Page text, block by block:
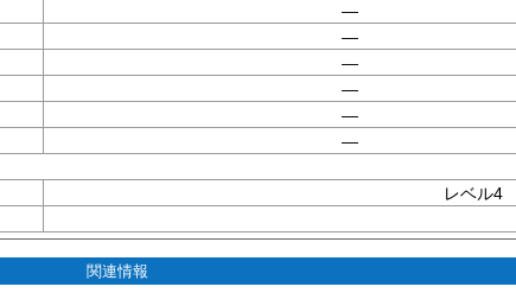
—
—
—
—
—
—
レベル4
関連情報